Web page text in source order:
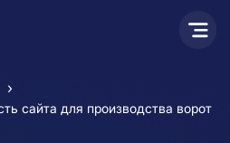
›
сайта для производства ворот